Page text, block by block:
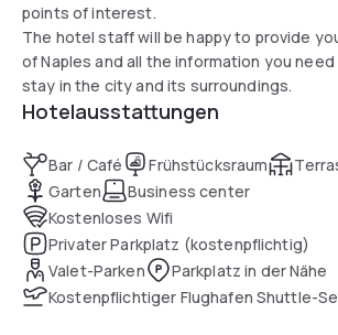
points of interest.
The hotel staff will be happy to provide
of Naples and all the information you
stay in the city and its surroundings.
Hotelausstattungen
Bar / Café Frühstücksraum
Garten
Business center
Kostenloses Wifi
Privater Parkplatz (kostenpflichtig)
Valet-Parken
Parkplatz in der Nähe
Kostenpflichtiger Flughafen Shuttle-